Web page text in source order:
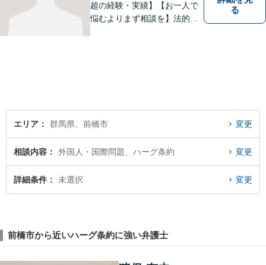
超の経験・実績】【お一人で
悩むよりまず相談を】法的ト
る
エリア 群馬県、前橋市 変更
相談内容 外国人・国際問題、ハーグ条約 変更
詳細条件 未選択 変更
前橋市から近いハーグ条約に強い弁護士